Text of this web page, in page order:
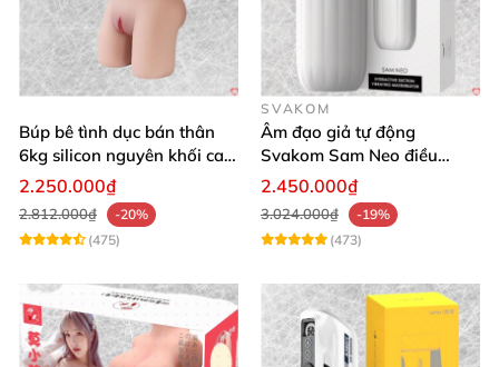
Búp bê tình dục bán thân
6kg silicon nguyên khối cao
cấp giá rẻ
2.250.000₫
2.812.000₫
-20%
(475)
SVAKOM
Âm đạo giả tự động
Svakom Sam Neo điều
khiển qua app webcam cao
2.450.000₫
3.024.000₫
-19%
(473)